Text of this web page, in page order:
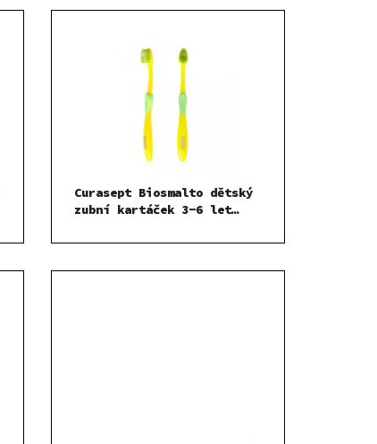
Curasept Biosmalto dětský
zubní kartáček 3-6 let